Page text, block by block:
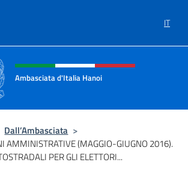
IT
sito, social e menù
Ambasciata d'Italia Hanoi
Dall’Ambasciata >
AMMINISTRATIVE (MAGGIO-GIUGNO 2016).
PER GLI ELETTORI...